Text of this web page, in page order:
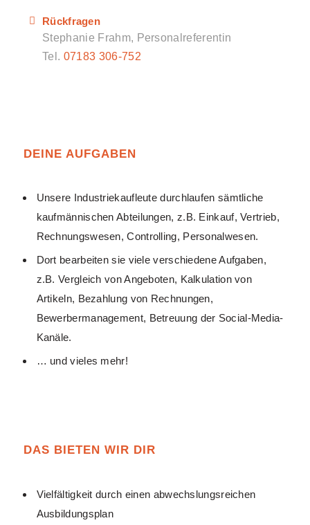
Rückfragen
Stephanie Frahm, Personalreferentin
Tel. 07183 306-752
DEINE AUFGABEN
Unsere Industriekaufleute durchlaufen sämtliche
kaufmännischen Abteilungen, z.B. Einkauf, Vertrieb,
Rechnungswesen, Controlling, Personalwesen.
Dort bearbeiten sie viele verschiedene Aufgaben,
z.B. Vergleich von Angeboten, Kalkulation von
Artikeln, Bezahlung von Rechnungen,
Bewerbermanagement, Betreuung der Social-Media-
Kanäle.
… und vieles mehr!
DAS BIETEN WIR DIR
Vielfältigkeit durch einen abwechslungsreichen
Ausbildungsplan